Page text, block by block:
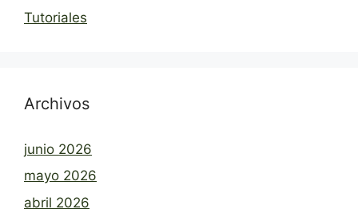
Tutoriales
Archivos
junio 2026
mayo 2026
abril 2026